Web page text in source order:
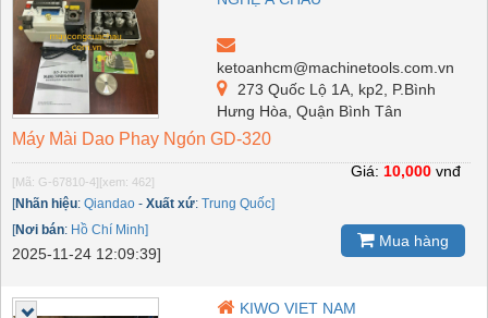
ketoanhcm@machinetools.com.vn
273 Quốc Lộ 1A, kp2, P.Bình
Hưng Hòa, Quận Bình Tân
Máy Mài Dao Phay Ngón GD-320
[Mã: G-67810-4][xem: 462]
[Nhãn hiệu: Qiandao - Xuất xứ: Trung Quốc]
[Nơi bán: Hồ Chí Minh]
2025-11-24 12:09:39]
Giá: 10,000 vnđ
Mua hàng
KIWO VIET NAM